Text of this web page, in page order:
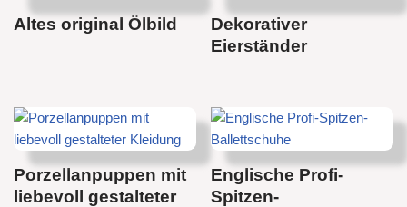
Altes original Ölbild
Dekorativer
Eierständer
Porzellanpuppen mit
liebevoll gestalteter
Englische Profi-
Spitzen-